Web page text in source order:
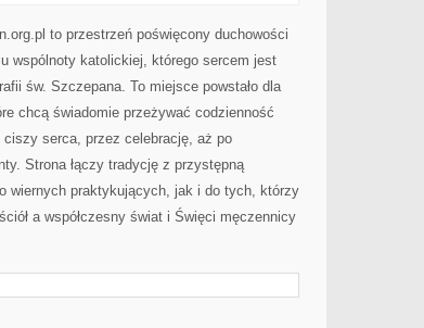
INTERPRETACJA
to przestrzeń poświęcony duchowości
wspólnoty katolickiej, którego sercem jest
św. Szczepana. To miejsce powstało dla
chcą świadomie przeżywać codzienność
ciszy serca, przez celebrację, aż po
Strona łączy tradycję z przystępną
wiernych praktykujących, jak i do tych, którzy
a współczesny świat i Święci męczennicy